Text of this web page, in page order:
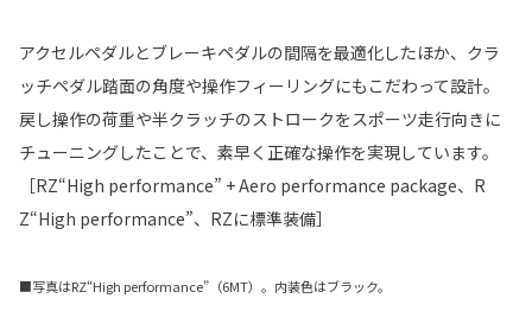
アクセルペダルとブレーキペダルの間隔を最適化したほか、クラ
ッチペダル踏面の角度や操作フィーリングにもこだわって設計。
戻し操作の荷重や半クラッチのストロークをスポーツ走行向きに
チューニングしたことで、素早く正確な操作を実現しています。
［RZ“High performance” + Aero performance package、R
Z“High performance”、RZに標準装備］
■写真はRZ“High performance”（6MT）。内装色はブラック。